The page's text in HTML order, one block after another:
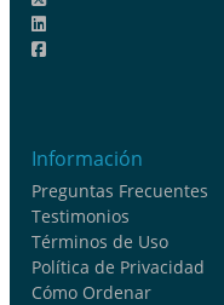
Información
Preguntas Frecuentes
Testimonios
Términos de Uso
Política de Privacidad
Cómo Ordenar